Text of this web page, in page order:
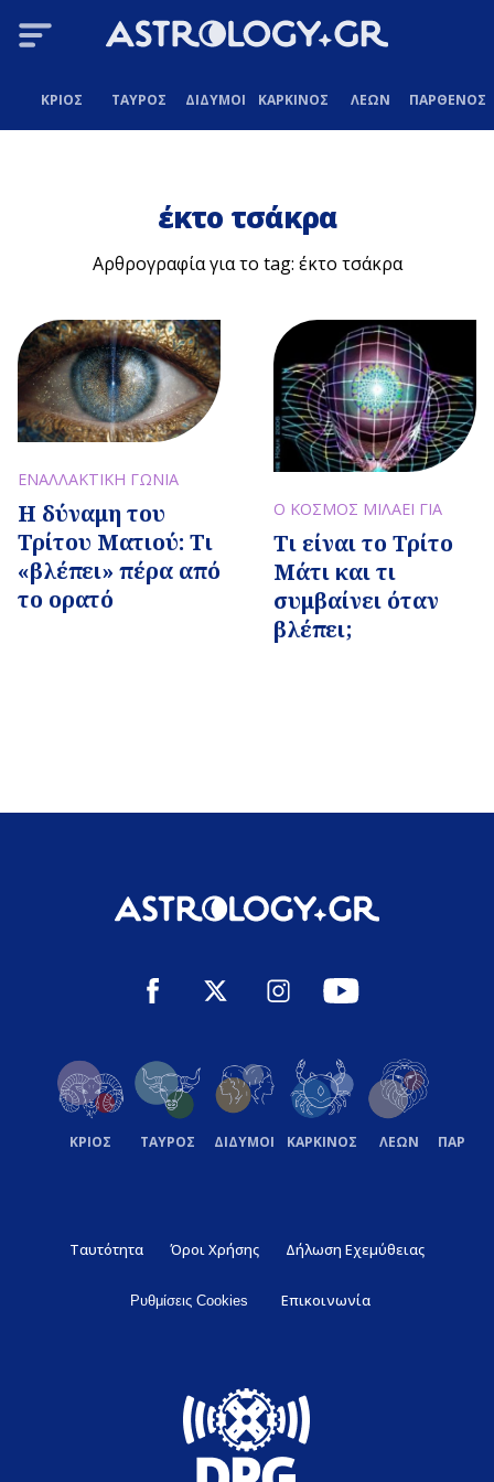
ΚΡΙΟΣ ΤΑΥΡΟΣ ΔΙΔΥΜΟΙ ΚΑΡΚΙΝΟΣ ΛΕΩΝ ΠΑΡΘΕΝΟΣ
έκτο τσάκρα
Αρθρογραφία για το tag: έκτο τσάκρα
ΕΝΑΛΛΑΚΤΙΚΗ ΓΩΝΙΑ
Η δύναμη του
Τρίτου Ματιού: Τι
«βλέπει» πέρα από
το ορατό
Ο ΚΟΣΜΟΣ ΜΙΛΑΕΙ ΓΙΑ
Τι είναι το Τρίτο
Μάτι και τι
συμβαίνει όταν
βλέπει;
ΚΡΙΟΣ ΤΑΥΡΟΣ ΔΙΔΥΜΟΙ ΚΑΡΚΙΝΟΣ ΛΕΩΝ
Ταυτότητα Όροι Χρήσης Δήλωση Εχεμύθειας
Ρυθμίσεις Cookies Επικοινωνία